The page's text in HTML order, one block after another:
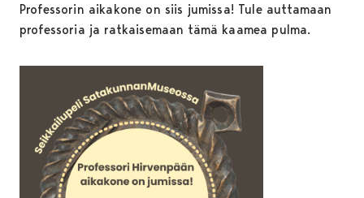
Professorin aikakone on siis jumissa! Tule auttamaan
professoria ja ratkaisemaan tämä kaamea pulma.